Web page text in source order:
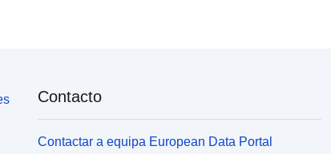
Contacto
Contactar a equipa European Data Portal